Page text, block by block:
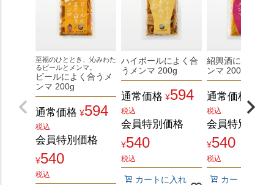
至福のひととき、沁みわた
るビールとメンマ。
ビールによく合うメ
ンマ 200g
通常価格 ¥594
税込
会員特別価格
¥540
税込
ハイボールによく合
うメンマ 200g
通常価格 ¥594
税込
会員特別価格
¥540
税込
カートに入れ
紹興酒によく合
ンマ 200g
通常価格
税込
会員特別価格
¥540
税込
カートに入れ